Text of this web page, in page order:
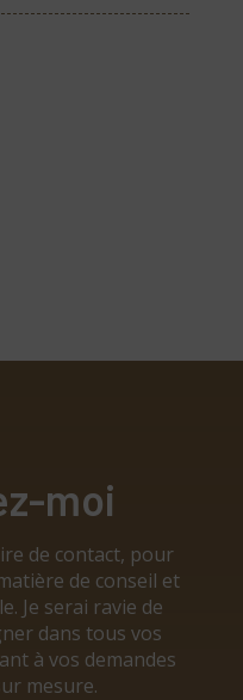
moi
de contact, pour
de conseil et
Je serai ravie de
dans tous vos
à vos demandes
mesure.